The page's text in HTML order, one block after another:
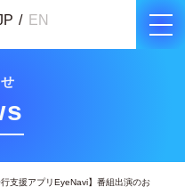
EN
行支援アプリEyeNavi】番組出演のお